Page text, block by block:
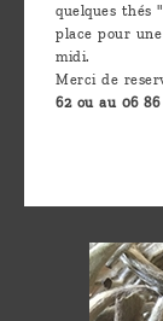
quelques thés
place pour
midi.
Merci de
62 ou au 06 86